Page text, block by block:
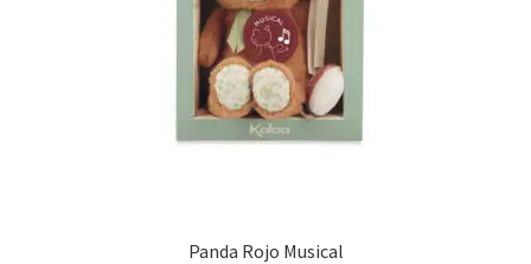
Panda Rojo Musical